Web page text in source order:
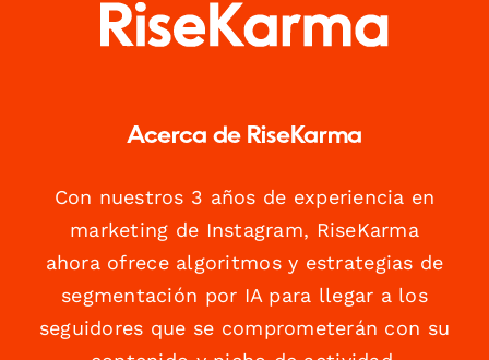
Acerca de RiseKarma
Con nuestros 3 años de experiencia en
marketing de Instagram, RiseKarma
ahora ofrece algoritmos y estrategias de
segmentación por IA para llegar a los
seguidores que se comprometerán con su